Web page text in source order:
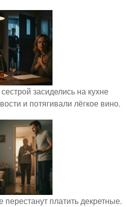
засиделись на кухне
и потягивали лёгкое вино.
платить декретные.